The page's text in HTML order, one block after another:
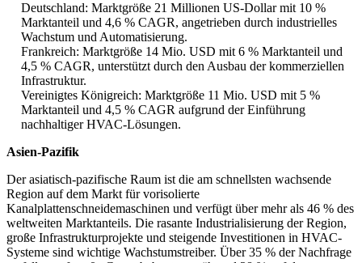
Deutschland: Marktgröße 21 Millionen US-Dollar mit 10 %
Marktanteil und 4,6 % CAGR, angetrieben durch industrielles
Wachstum und Automatisierung.
Frankreich: Marktgröße 14 Mio. USD mit 6 % Marktanteil und
4,5 % CAGR, unterstützt durch den Ausbau der kommerziellen
Infrastruktur.
Vereinigtes Königreich: Marktgröße 11 Mio. USD mit 5 %
Marktanteil und 4,5 % CAGR aufgrund der Einführung
nachhaltiger HVAC-Lösungen.
Asien-Pazifik
Der asiatisch-pazifische Raum ist die am schnellsten wachsende
Region auf dem Markt für vorisolierte
Kanalplattenschneidemaschinen und verfügt über mehr als 46 % des
weltweiten Marktanteils. Die rasante Industrialisierung der Region,
große Infrastrukturprojekte und steigende Investitionen in HVAC-
Systeme sind wichtige Wachstumstreiber. Über 35 % der Nachfrage